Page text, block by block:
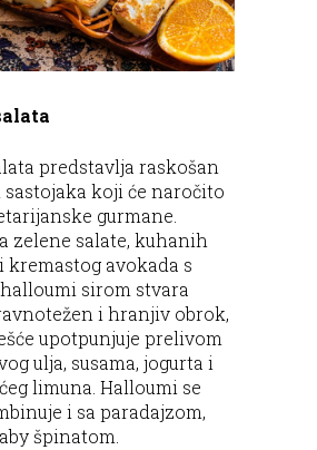
predstavlja raskošan
sastojaka koji će naročito
gurmane.
zelene salate, kuhanih
kremastog avokada s
sirom stvara
i hranjiv obrok,
upotpunjuje prelivom
ulja, susama, jogurta i
limuna. Halloumi se
i sa paradajzom,
špinatom.